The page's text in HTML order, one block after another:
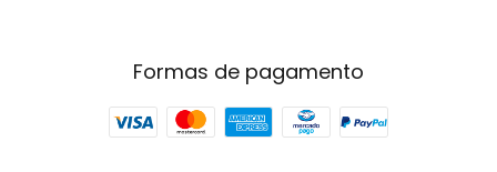
Formas de pagamento